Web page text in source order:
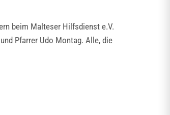
beim Malteser Hilfsdienst e.V.
Pfarrer Udo Montag. Alle, die